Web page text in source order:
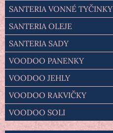
SANTERIA VONNÉ TYČINKY
SANTERIA OLEJE
SANTERIA SADY
VOODOO PANENKY
VOODOO JEHLY
VOODOO RAKVIČKY
VOODOO SOLI